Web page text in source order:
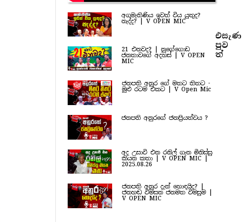
අගමැතිණිය ඉවත් විය යුතුද?
නැද්ද? | V OPEN MIC
21 එනවද? | නුගේගොඩ
ජනතාවගේ අදහස් | V OPEN
MIC
ජනපති අනුර ගේ මතට තිතට -
මුළු රටම එකට | V Open Mic
ජනපති අනුරගේ ජනප්‍රියත්වය ?
අද උසාවි එන රනිල් ගැන මිනිස්සු
කියන කතා | V OPEN MIC |
2025.08.26
ජනපති අනුර දැන් හොඳයිද? |
ජනහඬ විමසන ජනමත විමසුම |
V OPEN MIC
එසැණ
පුව​
ත්